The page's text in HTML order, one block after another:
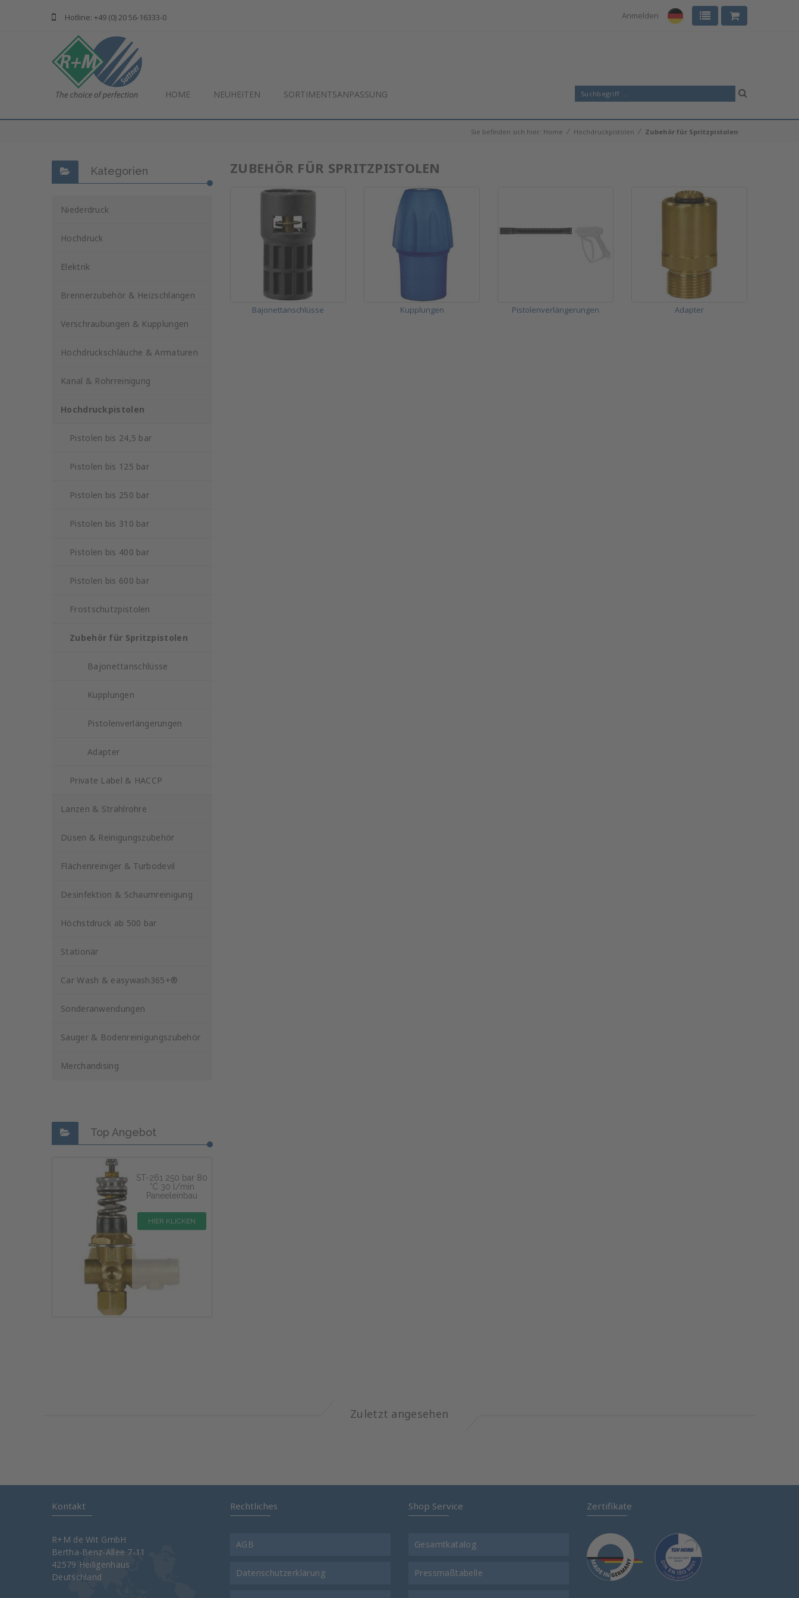
Anmelden
Hotline: +49 (0) 20 56-16333-0
HOME NEUHEITEN SORTIMENTSANPASSUNG
Sie befinden sich hier: Home ⁄ Hochdruckpistolen ⁄ Zubehör für Spritzpistolen
Kategorien
Niederdruck
Hochdruck
Elektrik
Brennerzubehör & Heizschlangen
Verschraubungen & Kupplungen
Hochdruckschläuche & Armaturen
Kanal & Rohrreinigung
Hochdruckpistolen
Pistolen bis 24,5 bar
Pistolen bis 125 bar
Pistolen bis 250 bar
Pistolen bis 310 bar
Pistolen bis 400 bar
Pistolen bis 600 bar
Frostschutzpistolen
Zubehör für Spritzpistolen
Bajonettanschlüsse
Kupplungen
Pistolenverlängerungen
Adapter
Private Label & HACCP
Lanzen & Strahlrohre
Düsen & Reinigungszubehör
Flächenreiniger & Turbodevil
Desinfektion & Schaumreinigung
Höchstdruck ab 500 bar
Stationär
Car Wash & easywash365+®
Sonderanwendungen
Sauger & Bodenreinigungszubehör
Merchandising
Top Angebot
ST-261 250 bar 80
°C 30 l/min
Paneeleinbau
HIER KLICKEN
ZUBEHÖR FÜR SPRITZPISTOLEN
Bajonettanschlüsse Kupplungen Pistolenverlängerungen Adapter
Zuletzt angesehen
Kontakt
R+M de Wit GmbH
Bertha-Benz-Allee 7-11
42579 Heiligenhaus
Deutschland
Rechtliches
AGB
Datenschutzerklärung
Shop Service
Gesamtkatalog
Pressmaßtabelle
Zertifikate